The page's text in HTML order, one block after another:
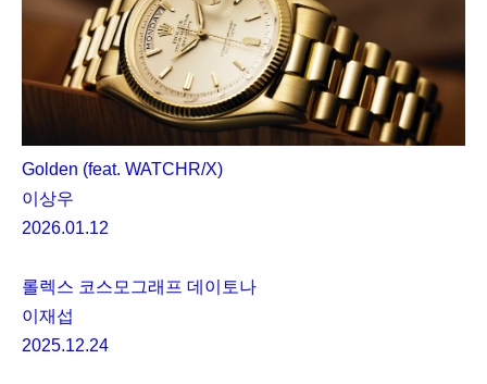
Golden (feat. WATCHR/X)
이상우
2026.01.12
롤렉스 코스모그래프 데이토나
이재섭
2025.12.24